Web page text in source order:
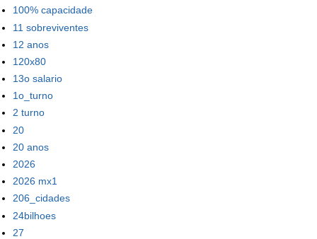
100% capacidade
11 sobreviventes
12 anos
120x80
13o salario
1o_turno
2 turno
20
20 anos
2026
2026 mx1
206_cidades
24bilhoes
27